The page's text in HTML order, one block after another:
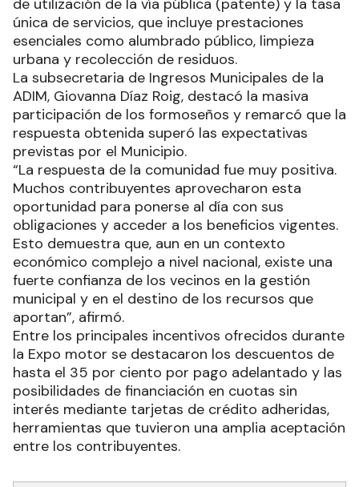
de utilización de la vía pública (patente) y la tasa
única de servicios, que incluye prestaciones
esenciales como alumbrado público, limpieza
urbana y recolección de residuos.
La subsecretaria de Ingresos Municipales de la
ADIM, Giovanna Díaz Roig, destacó la masiva
participación de los formoseños y remarcó que la
respuesta obtenida superó las expectativas
previstas por el Municipio.
“La respuesta de la comunidad fue muy positiva.
Muchos contribuyentes aprovecharon esta
oportunidad para ponerse al día con sus
obligaciones y acceder a los beneficios vigentes.
Esto demuestra que, aun en un contexto
económico complejo a nivel nacional, existe una
fuerte confianza de los vecinos en la gestión
municipal y en el destino de los recursos que
aportan”, afirmó.
Entre los principales incentivos ofrecidos durante
la Expo motor se destacaron los descuentos de
hasta el 35 por ciento por pago adelantado y las
posibilidades de financiación en cuotas sin
interés mediante tarjetas de crédito adheridas,
herramientas que tuvieron una amplia aceptación
entre los contribuyentes.